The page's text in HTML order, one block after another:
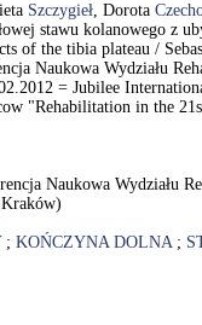
Szczygieł, Dorota
stawu kolanowego z
of the tibia plateau /
Naukowa Wydziału
= Jubilee
"Rehabilitation in the
Naukowa Wydziału
; KOŃCZYNA DOLNA;